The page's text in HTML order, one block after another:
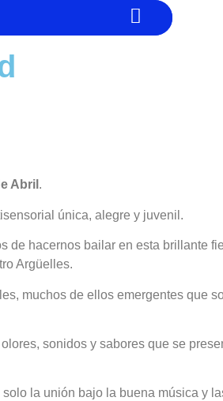
Del Mes
AYUDAR
Abril .
única, alegre y juvenil.
de hacernos bailar en esta brillante
Argüelles.
muchos de ellos emergentes que
sonidos y sabores que se
la unión bajo la buena música y